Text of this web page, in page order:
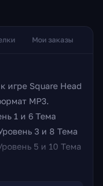
Мои заказы
игре Square Head
MP3.
1 и 6 Тема
3 и 8 Тема
5 и 10 Тема